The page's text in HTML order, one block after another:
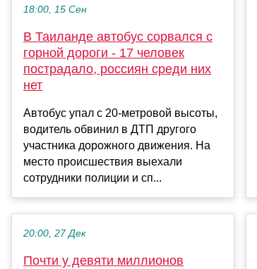
18:00, 15 Сен
В Таиланде автобус сорвался с
горной дороги - 17 человек
пострадало, россиян среди них
нет
Автобус упал с 20-метровой высоты,
водитель обвинил в ДТП другого
участника дорожного движения. На
место происшествия выехали
сотрудники полиции и сп...
20:00, 27 Дек
Почти у девяти миллионов